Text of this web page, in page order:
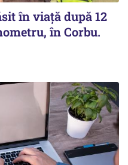
în viață după 12
în Corbu.